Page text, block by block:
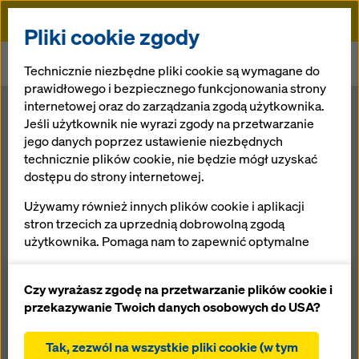
Doka
Beton architektoniczny dla prawdziwego diamentu
Beton
architektoniczn
y dla
prawdziwego
diamentu
Pliki cookie zgody
Technicznie niezbędne pliki cookie są wymagane do
prawidłowego i bezpiecznego funkcjonowania strony
internetowej oraz do zarządzania zgodą użytkownika.
Jeśli użytkownik nie wyrazi zgody na przetwarzanie
jego danych poprzez ustawienie niezbędnych
technicznie plików cookie, nie będzie mógł uzyskać
dostępu do strony internetowej.
Używamy również innych plików cookie i aplikacji
stron trzecich za uprzednią dobrowolną zgodą
użytkownika. Pomaga nam to zapewnić optymalne
ciągłe ulepszanie funkcjonalności naszej strony
internetowej (funkcjonalne i statystyczne pliki
ułatwienie sprawnego procesu zakupu podczas
Czy wyrażasz zgodę na przetwarzanie plików cookie i
przekazywanie Twoich danych osobowych do USA?
Tak, zezwól na wszystkie pliki cookie (w tym